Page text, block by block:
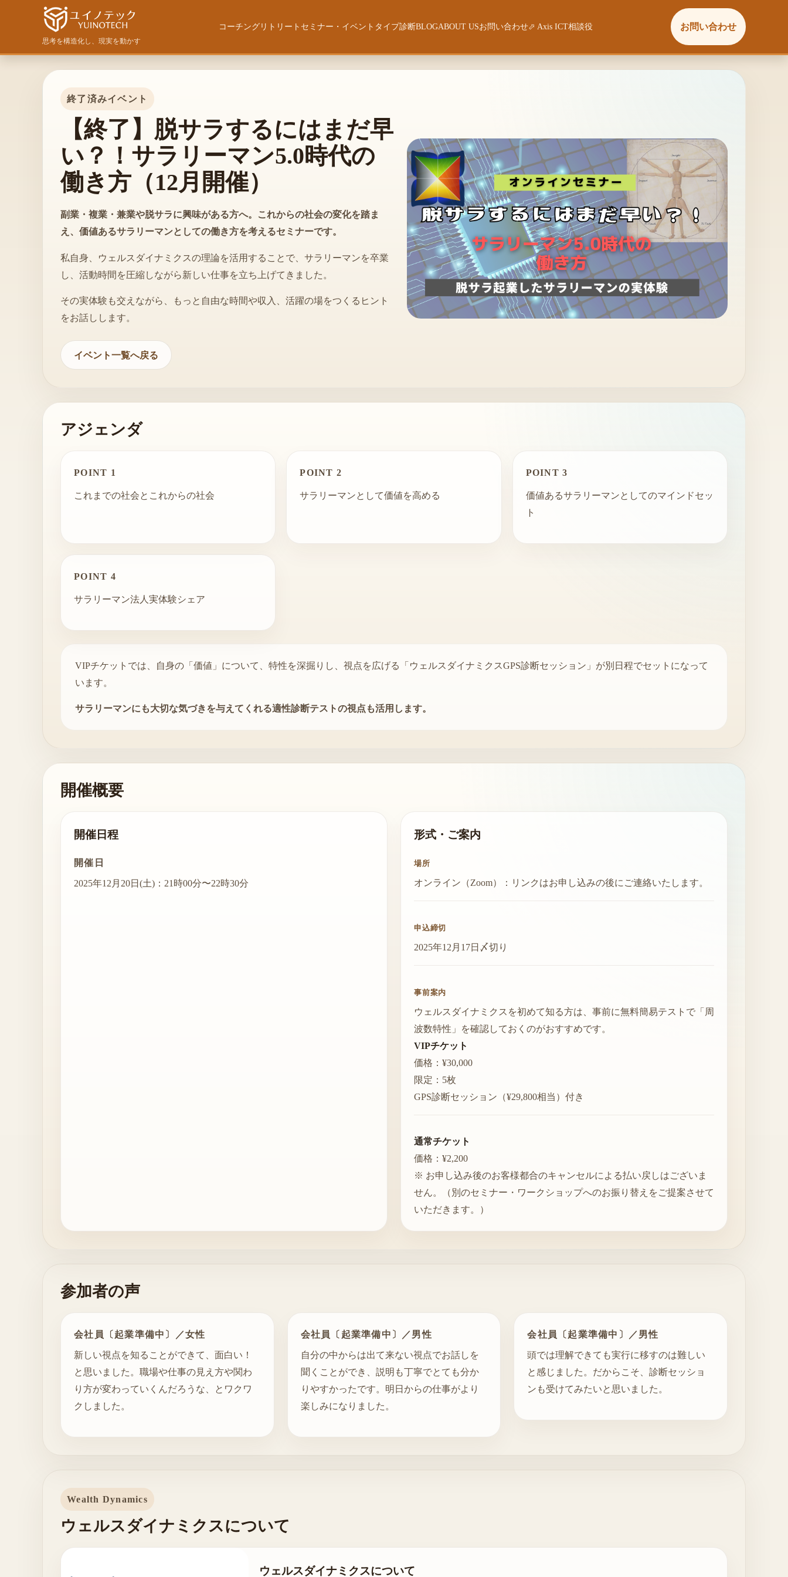
思考を構造化し、現実を動かす
コーチング
セッション力強化プログラム
Decision Empower
WD法人研修プログラム
リトリート セミナー・イベント
サラリーマン5.0時代の働き方
セッション力強化ワークショップ
[WINK]真のストーリーを探す旅
詳解・ウェルスダイナミクス「個人のフロー〜
セッション力強化プログラム
【動画コンテンツ】
タイプ診断
フステージ診断
[無料] ビジネス4タイプ診断
エレメンツ・オブ・リーダーシップ
BLOGABOUT USお問い合わせ⬀ Axis ICT相談役 お問い合わせ
終了済みイベント
【終了】脱サラするにはまだ早
い？！サラリーマン5.0時代の
働き方（12月開催）
副業・複業・兼業や脱サラに興味がある方へ。これからの社会の変化を踏ま
え、価値あるサラリーマンとしての働き方を考えるセミナーです。
私自身、ウェルスダイナミクスの理論を活用することで、サラリーマンを卒業
し、活動時間を圧縮しながら新しい仕事を立ち上げてきました。
その実体験も交えながら、もっと自由な時間や収入、活躍の場をつくるヒント
をお話しします。
イベント一覧へ戻る
アジェンダ
POINT 1
これまでの社会とこれからの社会
POINT 2
サラリーマンとして価値を高める
POINT 3
価値あるサラリーマンとしてのマインドセッ
ト
POINT 4
サラリーマン法人実体験シェア
VIPチケットでは、自身の「価値」について、特性を深掘りし、視点を広げる「ウェルスダイナミクスGPS診断セッション」が別日程でセットになって
います。
サラリーマンにも大切な気づきを与えてくれる適性診断テストの視点も活用します。
開催概要
開催日程
開催日
2025年12月20日(土)：21時00分〜22時30分
形式・ご案内
場所
オンライン（Zoom）：リンクはお申し込みの後にご連絡いたします。
申込締切
2025年12月17日〆切り
事前案内
ウェルスダイナミクスを初めて知る方は、事前に無料簡易テストで「周
波数特性」を確認しておくのがおすすめです。
VIPチケット
価格：¥30,000
限定：5枚
GPS診断セッション（¥29,800相当）付き
通常チケット
価格：¥2,200
※ お申し込み後のお客様都合のキャンセルによる払い戻しはございま
せん。（別のセミナー・ワークショップへのお振り替えをご提案させて
いただきます。）
参加者の声
会社員〔起業準備中〕／女性
新しい視点を知ることができて、面白い！
と思いました。職場や仕事の見え方や関わ
り方が変わっていくんだろうな、とワクワ
クしました。
会社員〔起業準備中〕／男性
自分の中からは出て来ない視点でお話しを
聞くことができ、説明も丁寧でとても分か
りやすかったです。明日からの仕事がより
楽しみになりました。
会社員〔起業準備中〕／男性
頭では理解できても実行に移すのは難しい
と感じました。だからこそ、診断セッショ
ンも受けてみたいと思いました。
Wealth Dynamics
ウェルスダイナミクスについて
ウェルスダイナミクスについて